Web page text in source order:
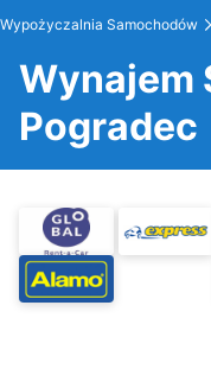
Wypożyczalnia Samochodów
Wynajem
Pogradec